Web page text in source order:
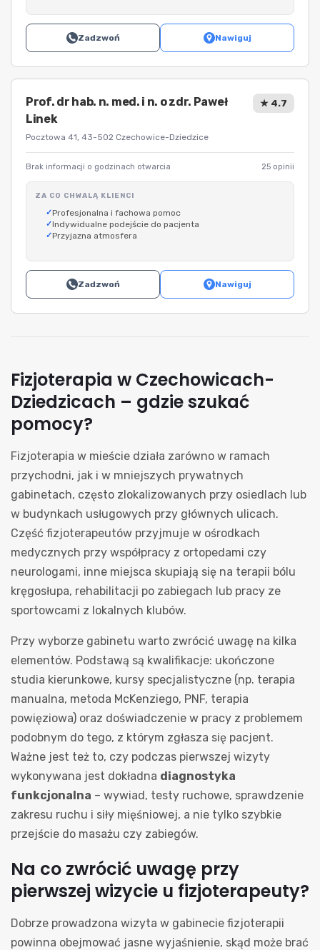
Zadzwoń Nawiguj
Prof. dr hab. n. med. i n. o zdr. Paweł
Linek
Pocztowa 41, 43-502 Czechowice-Dziedzice
★ 4.7
Brak informacji o godzinach otwarcia 25 opinii
ZA CO CHWALĄ KLIENCI
Profesjonalna i fachowa pomoc
Indywidualne podejście do pacjenta
Przyjazna atmosfera
Zadzwoń Nawiguj
Fizjoterapia w Czechowicach-
Dziedzicach – gdzie szukać
pomocy?
Fizjoterapia w mieście działa zarówno w ramach
przychodni, jak i w mniejszych prywatnych
gabinetach, często zlokalizowanych przy osiedlach lub
w budynkach usługowych przy głównych ulicach.
Część fizjoterapeutów przyjmuje w ośrodkach
medycznych przy współpracy z ortopedami czy
neurologami, inne miejsca skupiają się na terapii bólu
kręgosłupa, rehabilitacji po zabiegach lub pracy ze
sportowcami z lokalnych klubów.
Przy wyborze gabinetu warto zwrócić uwagę na kilka
elementów. Podstawą są kwalifikacje: ukończone
studia kierunkowe, kursy specjalistyczne (np. terapia
manualna, metoda McKenziego, PNF, terapia
powięziowa) oraz doświadczenie w pracy z problemem
podobnym do tego, z którym zgłasza się pacjent.
Ważne jest też to, czy podczas pierwszej wizyty
wykonywana jest dokładna diagnostyka
funkcjonalna – wywiad, testy ruchowe, sprawdzenie
zakresu ruchu i siły mięśniowej, a nie tylko szybkie
przejście do masażu czy zabiegów.
Na co zwrócić uwagę przy
pierwszej wizycie u fizjoterapeuty?
Dobrze prowadzona wizyta w gabinecie fizjoterapii
powinna obejmować jasne wyjaśnienie, skąd może brać